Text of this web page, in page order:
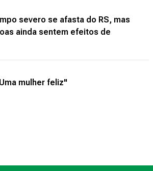
severo se afasta do RS, mas
ainda sentem efeitos de
mulher feliz"